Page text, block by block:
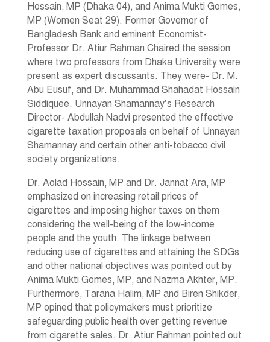
Hossain, MP (Dhaka 04), and Anima Mukti Gomes,
MP (Women Seat 29). Former Governor of
Bangladesh Bank and eminent Economist-
Professor Dr. Atiur Rahman Chaired the session
where two professors from Dhaka University were
present as expert discussants. They were- Dr. M.
Abu Eusuf, and Dr. Muhammad Shahadat Hossain
Siddiquee. Unnayan Shamannay’s Research
Director- Abdullah Nadvi presented the effective
cigarette taxation proposals on behalf of Unnayan
Shamannay and certain other anti-tobacco civil
society organizations.
Dr. Aolad Hossain, MP and Dr. Jannat Ara, MP
emphasized on increasing retail prices of
cigarettes and imposing higher taxes on them
considering the well-being of the low-income
people and the youth. The linkage between
reducing use of cigarettes and attaining the SDGs
and other national objectives was pointed out by
Anima Mukti Gomes, MP, and Nazma Akhter, MP.
Furthermore, Tarana Halim, MP and Biren Shikder,
MP opined that policymakers must prioritize
safeguarding public health over getting revenue
from cigarette sales. Dr. Atiur Rahman pointed out